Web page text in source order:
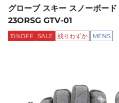
グローブ スキー スノーボー
23ORSG GTV-01
15%OFF SALE 残りわずか MENS